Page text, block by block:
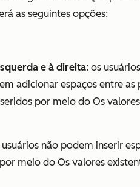
as seguintes opções:
e à direita: os
adicionar espaços entre as
por meio do Os
usuários não podem inserir
meio do Os valores